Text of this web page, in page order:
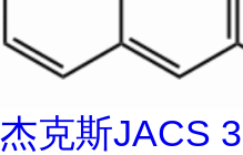
杰克斯JACS